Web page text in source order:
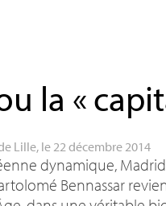
la «
Lille, le 22 décembre 2014
dynamique,
Bennassar